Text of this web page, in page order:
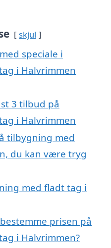
skjul
speciale i
i Halvrimmen
3 tilbud på
i Halvrimmen
tilbygning med
du kan være tryg
med fladt tag i
prisen på
i Halvrimmen?